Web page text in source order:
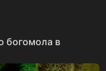
богомола в